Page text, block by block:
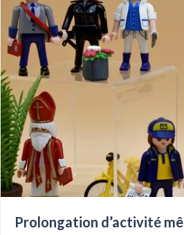
Prolongation d’activité